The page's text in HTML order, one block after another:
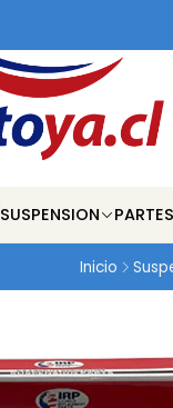
SUSPENSION
Inicio